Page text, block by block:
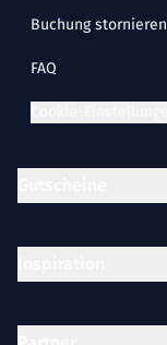
Buchung stornieren
FAQ